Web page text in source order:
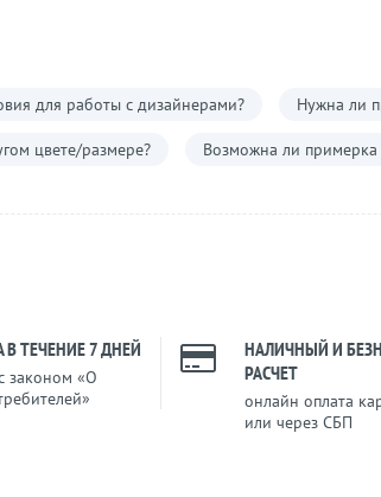
для работы с дизайнерами? Нужна ли
цвете/размере? Возможна ли примерка
В ТЕЧЕНИЕ 7 ДНЕЙ
законом «О
НАЛИЧНЫЙ И
РАСЧЕТ
онлайн оплата
или через СБП